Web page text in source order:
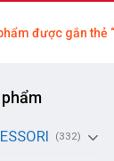
được gắn thẻ
(332)